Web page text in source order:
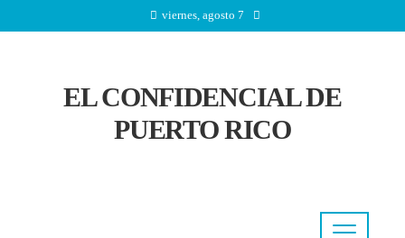
viernes, agosto 7
EL CONFIDENCIAL DE
PUERTO RICO